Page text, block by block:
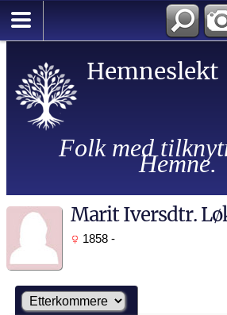
Hemneslekt
Folk med
Hemne.
Marit Iversdtr.
1858 -